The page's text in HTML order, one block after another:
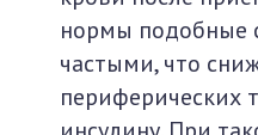
нормы подобные
частыми, что
периферических